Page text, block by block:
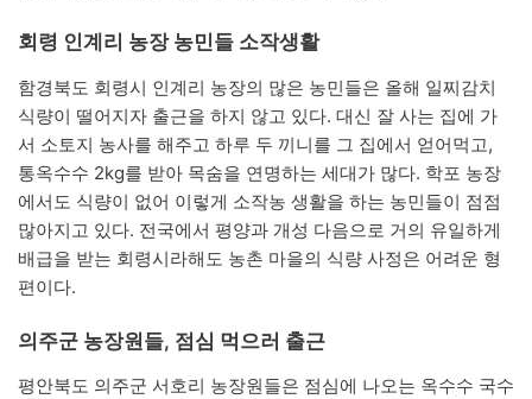
회령 인계리 농장 농민들 소작생활
함경북도 회령시 인계리 농장의 많은 농민들은 올해 일찌감치
식량이 떨어지자 출근을 하지 않고 있다. 대신 잘 사는 집에 가
서 소토지 농사를 해주고 하루 두 끼니를 그 집에서 얻어먹고,
통옥수수 2kg를 받아 목숨을 연명하는 세대가 많다. 학포 농장
에서도 식량이 없어 이렇게 소작농 생활을 하는 농민들이 점점
많아지고 있다. 전국에서 평양과 개성 다음으로 거의 유일하게
배급을 받는 회령시라해도 농촌 마을의 식량 사정은 어려운 형
편이다.
의주군 농장원들, 점심 먹으러 출근
평안북도 의주군 서호리 농장원들은 점심에 나오는 옥수수 국수